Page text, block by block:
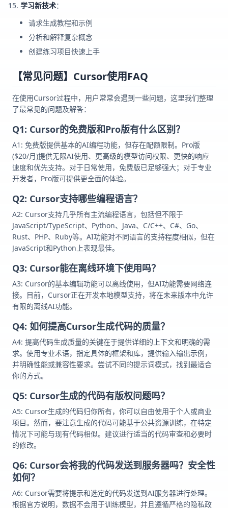
学习新技术：
请求生成教程和示例
分析和解释复杂概念
创建练习项目快速上手
【常见问题】Cursor使用FAQ
在使用Cursor过程中，用户常常会遇到一些问题，这里我们整理
了最常见的问题及解答：
Q1: Cursor的免费版和Pro版有什么区别？
A1: 免费版提供基本的AI编程功能，但存在配额限制。Pro版
($20/月)提供无限AI使用、更高级的模型访问权限、更快的响应
速度和优先支持。对于日常使用，免费版已足够强大；对于专业
开发者，Pro版可提供更全面的体验。
Q2: Cursor支持哪些编程语言？
A2: Cursor支持几乎所有主流编程语言，包括但不限于
JavaScript/TypeScript、Python、Java、C/C++、C#、Go、
Rust、PHP、Ruby等。AI功能对不同语言的支持程度相似，但在
JavaScript和Python上表现最佳。
Q3: Cursor能在离线环境下使用吗？
A3: Cursor的基本编辑功能可以离线使用，但AI功能需要网络连
接。目前，Cursor正在开发本地模型支持，将在未来版本中允许
有限的离线AI功能。
Q4: 如何提高Cursor生成代码的质量？
A4: 提高代码生成质量的关键在于提供详细的上下文和明确的需
求。使用专业术语，指定具体的框架和库，提供输入输出示例，
并明确性能或兼容性要求。尝试不同的提示词模式，找到最适合
你的方式。
Q5: Cursor生成的代码有版权问题吗？
A5: Cursor生成的代码归你所有，你可以自由使用于个人或商业
项目。然而，要注意生成的代码可能基于公共资源训练，在特定
情况下可能与现有代码相似。建议进行适当的代码审查和必要时
的修改。
Q6: Cursor会将我的代码发送到服务器吗？安全性
如何？
A6: Cursor需要将提示和选定的代码发送到AI服务器进行处理。
根据官方说明，数据不会用于训练模型，并且遵循严格的隐私政